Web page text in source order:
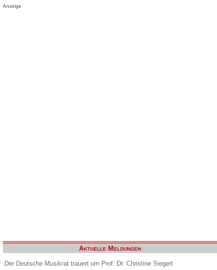
Anzeige
Aktuelle Meldungen
Der Deutsche Musikrat trauert um Prof. Dr. Christine Siegert